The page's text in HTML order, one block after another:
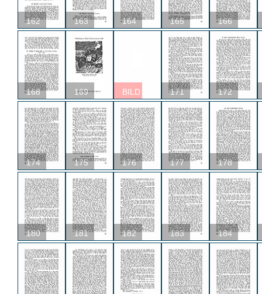
162 163 164 165 166
168 169 BILD 171 172
174 175 176 177 178
180 181 182 183 184